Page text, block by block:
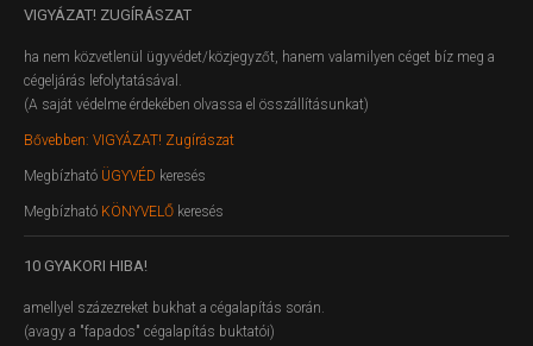
VIGYÁZAT! ZUGÍRÁSZAT
ha nem közvetlenül ügyvédet/közjegyzőt, hanem valamilyen céget bíz meg a
cégeljárás lefolytatásával.
(A saját védelme érdekében olvassa el összállításunkat)
Bővebben: VIGYÁZAT! Zugírászat
Megbízható ÜGYVÉD keresés
Megbízható KÖNYVELŐ keresés
10 GYAKORI HIBA!
amellyel százezreket bukhat a cégalapítás során.
(avagy a "fapados" cégalapítás buktatói)